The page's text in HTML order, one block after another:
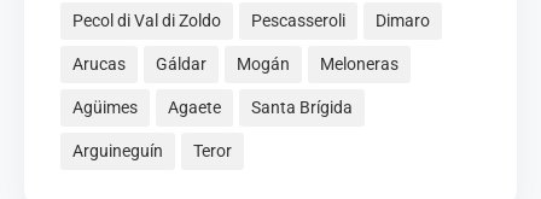
Pecol di Val di Zoldo Pescasseroli Dimaro
Arucas Gáldar Mogán Meloneras
Agüimes Agaete Santa Brígida
Arguineguín Teror